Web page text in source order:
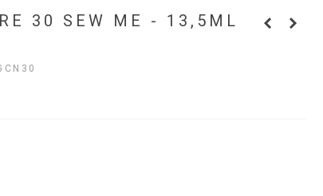
30 SEW ME - 13,5ML